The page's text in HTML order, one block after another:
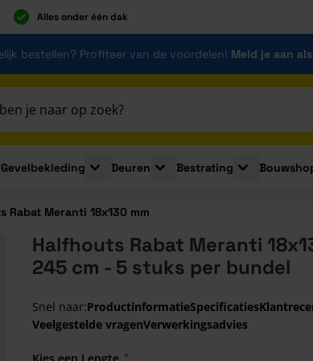
Alles onder één dak
bestellen? Profiteer van de voordelen! Meld je aan
Plaatmaterialen
submenu for Isolatie
Gevelbekleding
Toggle submenu for Gevelbekleding
Deuren
Toggle submenu for Deuren
Bestrating
Toggle
Rabat Meranti 18x130 mm
Halfhouts Rabat Meranti
245 cm - 5 stuks per bundel
Snel naar:ProductinformatieSpecificaties
Veelgestelde vragenVerwerkingsadvies